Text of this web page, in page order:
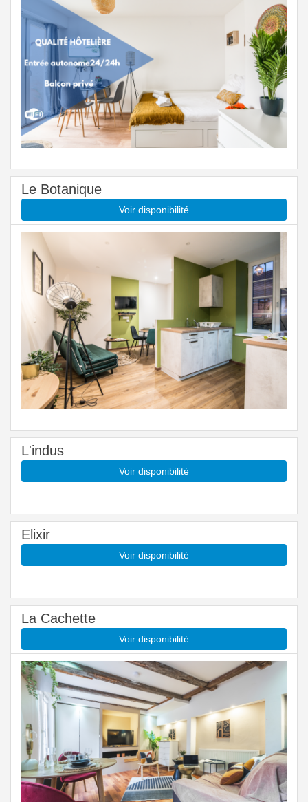
Le Botanique
Voir disponibilité
L'indus
Voir disponibilité
Elixir
Voir disponibilité
La Cachette
Voir disponibilité